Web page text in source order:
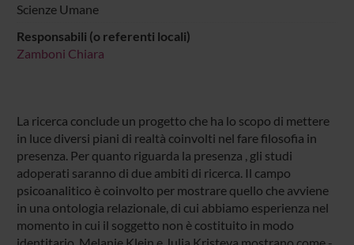
Scienze Umane
Responsabili (o referenti locali)
Zamboni Chiara
La ricerca conclude un progetto che ha lo scopo di mettere
in luce diversi piani di realtà coinvolti nel fare filosofia in
presenza. Per quanto riguarda la presenza , gli studi
adoperati saranno di due ambiti di ricerca. Il campo
psicoanalitico è coinvolto per mostrare quello che avviene
in una ontologia relazionale, di cui abbiamo esperienza nel
momento in cui il soggetto non è costituito in modo